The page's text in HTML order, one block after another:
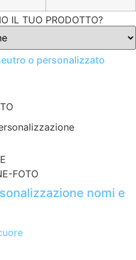
IL TUO PRODOTTO?
o personalizzato
FOTO
nomi e